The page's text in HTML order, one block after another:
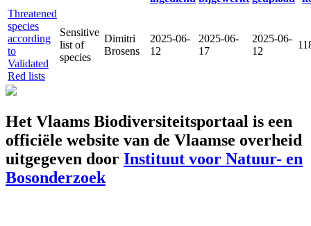
Threatened
species
according
to
Validated
Red lists
Sensitive
list of
species
Dimitri
Brosens
2025-06-
12
2025-06-
17
2025-06-
12
Het Vlaams Biodiversiteitsportaal is een
officiële website van de Vlaamse overheid
uitgegeven door Instituut voor Natuur- en
Bosonderzoek